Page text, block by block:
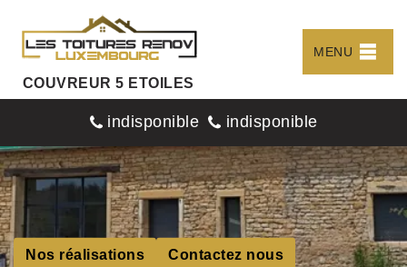
COUVREUR 5 ETOILES
MENU
indisponible indisponible
Nos réalisations Contactez nous